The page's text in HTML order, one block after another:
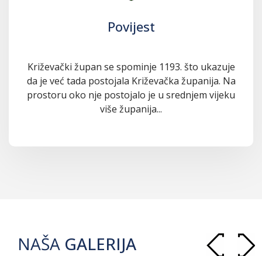
Povijest
Križevački župan se spominje 1193. što ukazuje
da je već tada postojala Križevačka županija. Na
prostoru oko nje postojalo je u srednjem vijeku
više županija...
NAŠA GALERIJA